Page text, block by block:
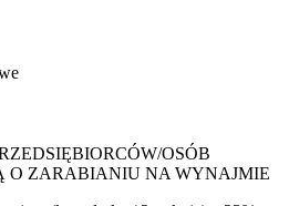
OSÓB
O ZARABIANIU NA WYNAJMIE